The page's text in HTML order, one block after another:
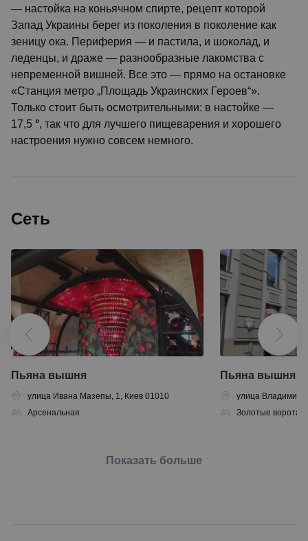
— настойка на коньячном спирте, рецепт которой
Запад Украины берег из поколения в поколение как
зеницу ока. Периферия — и пастила, и шоколад, и
леденцы, и драже — разнообразные лакомства с
непременной вишней. Все это — прямо на остановке
«Станция метро „Площадь Украинских Героев“».
Только стоит быть осмотрительными: в настойке —
17,5 °, так что для лучшего пищеварения и хорошего
настроения нужно совсем немного.
Сеть
Пьяна вышня
улица Ивана Мазепы, 1, Киев 01010
Арсенальная
Пьяна вышня
улица
Золотые ворота
Показать больше